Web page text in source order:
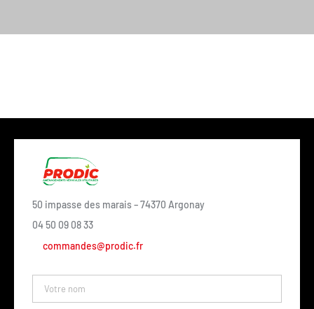
50 impasse des marais – 74370 Argonay
04 50 09 08 33
commandes@prodic.fr